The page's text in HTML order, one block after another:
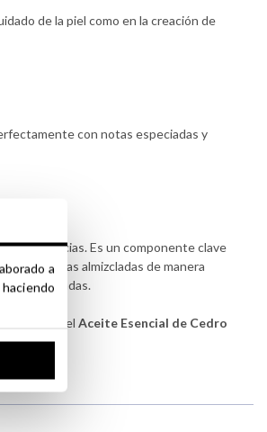
de la piel como en la creación de
con notas especiadas y
notas recias. Es un componente clave
y notas almizcladas de manera
las especiadas.
delAceite Esencial de Cedro
a